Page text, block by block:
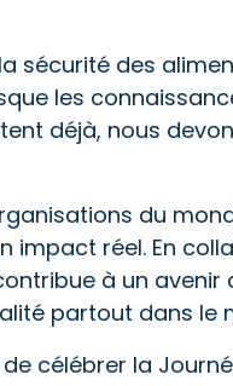
sécurité des
les
déjà, nous
du
réel. En
à un avenir
partout dans le
célébrer la